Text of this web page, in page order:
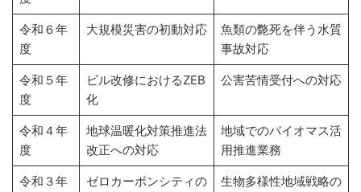
令和６年
度
大規模災害の初動対応
魚類の斃死を伴う水質
事故対応
令和５年
度
ビル改修におけるZEB
化
公害苦情受付への対応
令和４年
度
地球温暖化対策推進法
改正への対応
地域でのバイオマス活
用推進業務
令和３年
ゼロカーボンシティの
生物多様性地域戦略の